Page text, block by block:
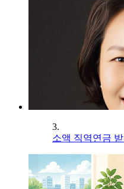
3.
소액 직역연금